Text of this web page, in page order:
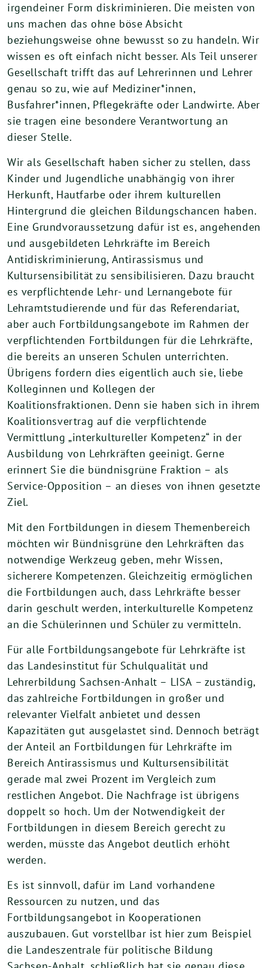
irgendeiner Form diskriminieren. Die meisten von
uns machen das ohne böse Absicht
beziehungsweise ohne bewusst so zu handeln. Wir
wissen es oft einfach nicht besser. Als Teil unserer
Gesellschaft trifft das auf Lehrerinnen und Lehrer
genau so zu, wie auf Mediziner*innen,
Busfahrer*innen, Pflegekräfte oder Landwirte. Aber
sie tragen eine besondere Verantwortung an
dieser Stelle.
Wir als Gesellschaft haben sicher zu stellen, dass
Kinder und Jugendliche unabhängig von ihrer
Herkunft, Hautfarbe oder ihrem kulturellen
Hintergrund die gleichen Bildungschancen haben.
Eine Grundvoraussetzung dafür ist es, angehenden
und ausgebildeten Lehrkräfte im Bereich
Antidiskriminierung, Antirassismus und
Kultursensibilität zu sensibilisieren. Dazu braucht
es verpflichtende Lehr- und Lernangebote für
Lehramtstudierende und für das Referendariat,
aber auch Fortbildungsangebote im Rahmen der
verpflichtenden Fortbildungen für die Lehrkräfte,
die bereits an unseren Schulen unterrichten.
Übrigens fordern dies eigentlich auch sie, liebe
Kolleginnen und Kollegen der
Koalitionsfraktionen. Denn sie haben sich in ihrem
Koalitionsvertrag auf die verpflichtende
Vermittlung „interkultureller Kompetenz“ in der
Ausbildung von Lehrkräften geeinigt. Gerne
erinnert Sie die bündnisgrüne Fraktion – als
Service-Opposition – an dieses von ihnen gesetzte
Ziel.
Mit den Fortbildungen in diesem Themenbereich
möchten wir Bündnisgrüne den Lehrkräften das
notwendige Werkzeug geben, mehr Wissen,
sicherere Kompetenzen. Gleichzeitig ermöglichen
die Fortbildungen auch, dass Lehrkräfte besser
darin geschult werden, interkulturelle Kompetenz
an die Schülerinnen und Schüler zu vermitteln.
Für alle Fortbildungsangebote für Lehrkräfte ist
das Landesinstitut für Schulqualität und
Lehrerbildung Sachsen-Anhalt – LISA – zuständig,
das zahlreiche Fortbildungen in großer und
relevanter Vielfalt anbietet und dessen
Kapazitäten gut ausgelastet sind. Dennoch beträgt
der Anteil an Fortbildungen für Lehrkräfte im
Bereich Antirassismus und Kultursensibilität
gerade mal zwei Prozent im Vergleich zum
restlichen Angebot. Die Nachfrage ist übrigens
doppelt so hoch. Um der Notwendigkeit der
Fortbildungen in diesem Bereich gerecht zu
werden, müsste das Angebot deutlich erhöht
werden.
Es ist sinnvoll, dafür im Land vorhandene
Ressourcen zu nutzen, und das
Fortbildungsangebot in Kooperationen
auszubauen. Gut vorstellbar ist hier zum Beispiel
die Landeszentrale für politische Bildung